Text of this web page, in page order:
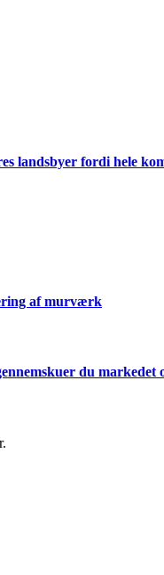
landsbyer fordi hele
af murværk
du markedet